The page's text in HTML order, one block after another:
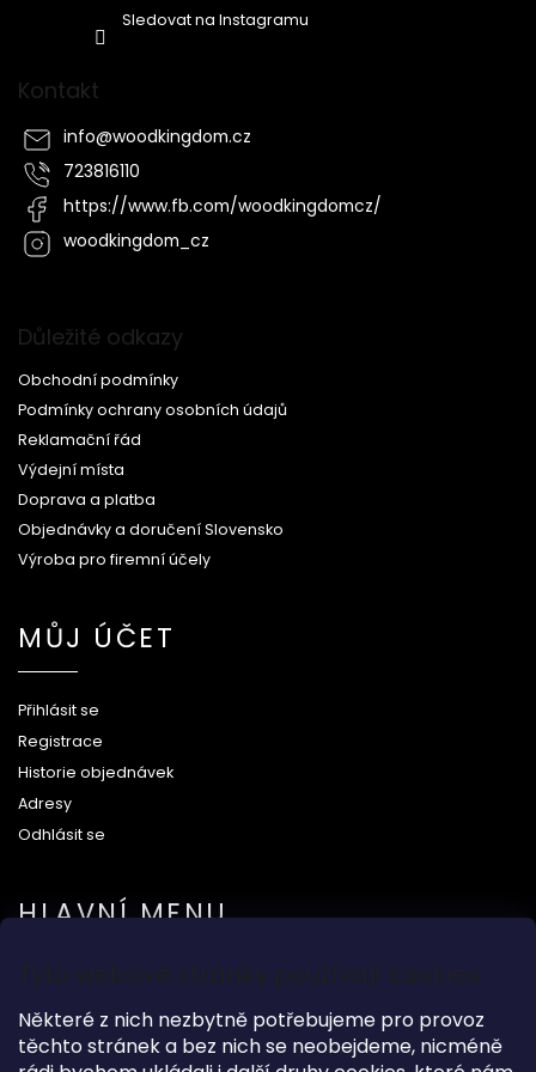
Tyto webové stránky používají cookies
Některé z nich nezbytně potřebujeme pro provoz
těchto stránek a bez nich se neobejdeme, nicméně
Sledovat na Instagramu
Kontakt
info@woodkingdom.cz
723816110
https://www.fb.com/woodkingdomcz/
woodkingdom_cz
Důležité odkazy
Obchodní podmínky
Podmínky ochrany osobních údajů
Reklamační řád
Výdejní místa
Doprava a platba
Objednávky a doručení Slovensko
Výroba pro firemní účely
MŮJ ÚČET
Přihlásit se
Registrace
Historie objednávek
Adresy
Odhlásit se
HLAVNÍ MENU
Na svatbu
Dárkové předměty
Módní doplňky